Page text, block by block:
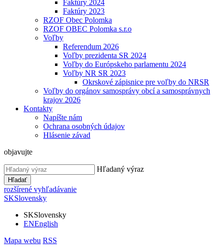
Faktúry 2024
Faktúry 2023
RZOF Obec Polomka
RZOF OBEC Polomka s.r.o
Voľby
Referendum 2026
Voľby prezidenta SR 2024
Voľby do Európskeho parlamentu 2024
Voľby NR SR 2023
Okrskové zápisnice pre voľby do NRSR
Voľby do orgánov samosprávy obcí a samosprávnych
krajov 2026
Kontakty
Napíšte nám
Ochrana osobných údajov
Hlásenie závad
objavujte
Hľadaný výraz
Hľadať
rozšírené vyhľadávanie
SKSlovensky
SKSlovensky
ENEnglish
Mapa webu RSS